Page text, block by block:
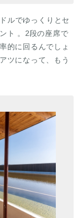
ルでゆっくりとセ
ト 。2段の座席で
的に回るんでしょ
ツになって、もう